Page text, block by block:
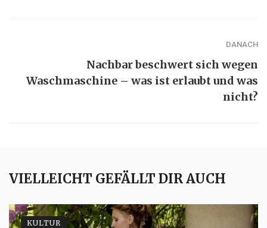
DANACH
Nachbar beschwert sich wegen
Waschmaschine – was ist erlaubt und was
nicht?
VIELLEICHT GEFÄLLT DIR AUCH
KULTUR